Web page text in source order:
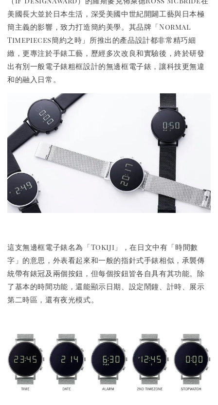
美國長大並於日本生活，深受美國中世紀開闢工藝與日本極
簡主義的影響，致力打造簡約美學。其品牌「Normal
Timepieces簡約之時」所推出的產品設計都非常精巧細
緻，更專注於手錶工藝，歷經多次改良和實驗後，終於研發
出有別一般電子錶粗框設計的無邊框電子錶，讓科技更無違
和的融入日常。
這支無邊框電子錶名為「Tokiji」，在日文中有「時間數
字」的意思，外表看起來和一般的指針式手錶相似，承襲傳
統帶有錶冠及兩個按鈕，但每個按鈕皆各自具有其功能。除
了基本的時間功能，還能顯示日期、設定鬧鐘、計時、展示
第二時區，還有夜光模式。